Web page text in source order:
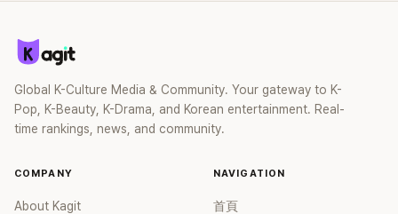
Global K-Culture Media & Community. Your gateway to K-
Pop, K-Beauty, K-Drama, and Korean entertainment. Real-
time rankings, news, and community.
COMPANY
About Kagit
NAVIGATION
首頁